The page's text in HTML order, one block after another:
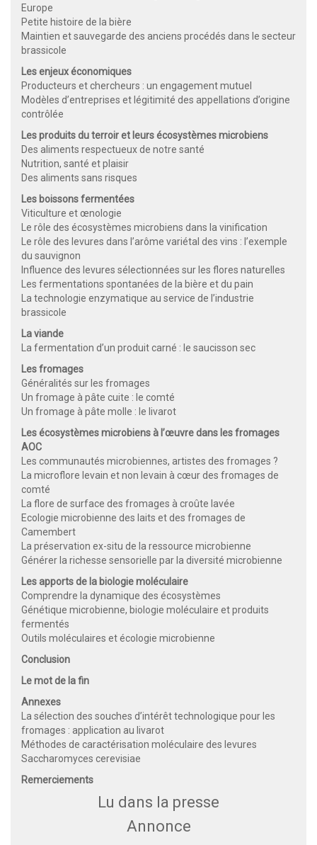
Europe
Petite histoire de la bière
Maintien et sauvegarde des anciens procédés dans le secteur
brassicole
Les enjeux économiques
Producteurs et chercheurs : un engagement mutuel
Modèles d’entreprises et légitimité des appellations d’origine
contrôlée
Les produits du terroir et leurs écosystèmes microbiens
Des aliments respectueux de notre santé
Nutrition, santé et plaisir
Des aliments sans risques
Les boissons fermentées
Viticulture et œnologie
Le rôle des écosystèmes microbiens dans la vinification
Le rôle des levures dans l’arôme variétal des vins : l’exemple
du sauvignon
Influence des levures sélectionnées sur les flores naturelles
Les fermentations spontanées de la bière et du pain
La technologie enzymatique au service de l’industrie
brassicole
La viande
La fermentation d’un produit carné : le saucisson sec
Les fromages
Généralités sur les fromages
Un fromage à pâte cuite : le comté
Un fromage à pâte molle : le livarot
Les écosystèmes microbiens à l’œuvre dans les fromages
AOC
Les communautés microbiennes, artistes des fromages ?
La microflore levain et non levain à cœur des fromages de
comté
La flore de surface des fromages à croûte lavée
Ecologie microbienne des laits et des fromages de
Camembert
La préservation ex-situ de la ressource microbienne
Générer la richesse sensorielle par la diversité microbienne
Les apports de la biologie moléculaire
Comprendre la dynamique des écosystèmes
Génétique microbienne, biologie moléculaire et produits
fermentés
Outils moléculaires et écologie microbienne
Conclusion
Le mot de la fin
Annexes
La sélection des souches d’intérêt technologique pour les
fromages : application au livarot
Méthodes de caractérisation moléculaire des levures
Saccharomyces cerevisiae
Remerciements
Lu dans la presse
Annonce